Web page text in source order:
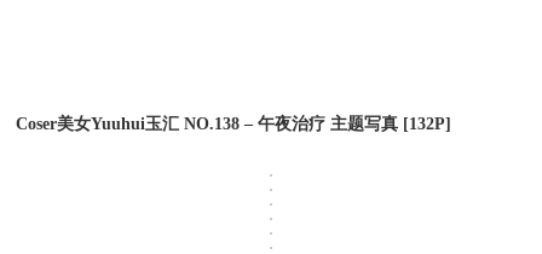
Coser美女Yuuhui玉汇 NO.138 – 午夜治疗 主题写真 [132P]